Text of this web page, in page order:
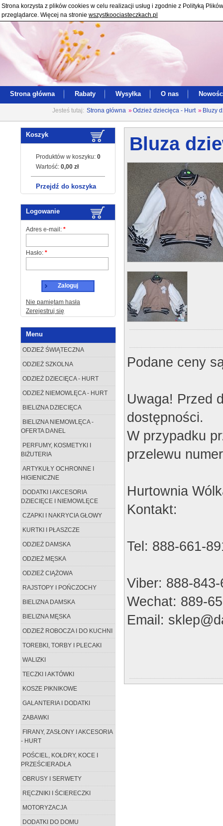
Strona korzysta z plików cookies w celu realizacji usług i zgodnie z Polityką
przeglądarce. Więcej na stronie wszystkoociasteczkach.pl
Strona główna Rabaty Wysyłka O nas
Jesteś tutaj: Strona główna »Odzież dziecięca - Hurt » Bluzy
Koszyk
Produktów w koszyku: 0
Wartość: 0,00 zł
Przejdź do koszyka
Logowanie
Adres e-mail: *
Hasło: *
Zaloguj
Nie pamiętam hasła
Zerejestruj się
Menu
ODZIEŻ ŚWIĄTECZNA
ODZIEŻ SZKOLNA
ODZIEŻ DZIECIĘCA - HURT
ODZIEŻ NIEMOWLĘCA - HURT
BIELIZNA DZIECIĘCA
BIELIZNA NIEMOWLĘCA -
OFERTA DANEL
PERFUMY, KOSMETYKI I
BIŻUTERIA
ARTYKUŁY OCHRONNE I
HIGIENICZNE
DODATKI I AKCESORIA
DZIECIĘCE I NIEMOWLĘCE
CZAPKI I NAKRYCIA GŁOWY
KURTKI I PŁASZCZE
ODZIEŻ DAMSKA
ODZIEŻ MĘSKA
ODZIEŻ CIĄŻOWA
RAJSTOPY I POŃCZOCHY
BIELIZNA DAMSKA
BIELIZNA MĘSKA
ODZIEŻ ROBOCZA I DO KUCHNI
TOREBKI, TORBY I PLECAKI
WALIZKI
TECZKI I AKTÓWKI
KOSZE PIKNIKOWE
GALANTERIA I DODATKI
ZABAWKI
FIRANY, ZASŁONY I AKCESORIA
- HURT
POŚCIEL, KOŁDRY, KOCE I
PRZEŚCIERADŁA
OBRUSY I SERWETY
RĘCZNIKI I ŚCIERECZKI
MOTORYZACJA
DODATKI DO DOMU
Bluza
Podane ceny
Uwaga! Przed
dostępności.
W przypadku
przelewu
Hurtownia
Kontakt:
Tel: 888-661-
Viber: 888-
Wechat: 889-
Email: